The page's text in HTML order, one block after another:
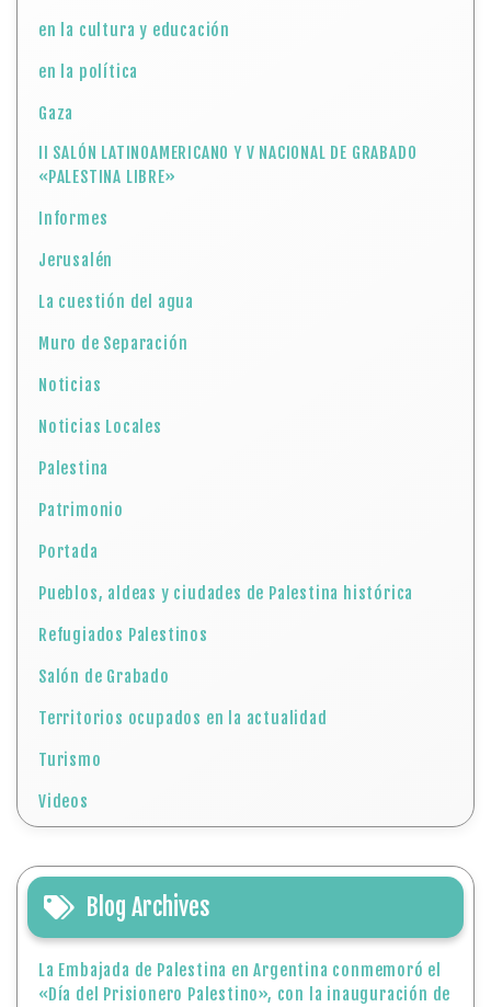
en la cultura y educación
en la política
Gaza
II SALÓN LATINOAMERICANO Y V NACIONAL DE GRABADO
«PALESTINA LIBRE»
Informes
Jerusalén
La cuestión del agua
Muro de Separación
Noticias
Noticias Locales
Palestina
Patrimonio
Portada
Pueblos, aldeas y ciudades de Palestina histórica
Refugiados Palestinos
Salón de Grabado
Territorios ocupados en la actualidad
Turismo
Videos
Blog Archives
La Embajada de Palestina en Argentina conmemoró el
«Día del Prisionero Palestino», con la inauguración de